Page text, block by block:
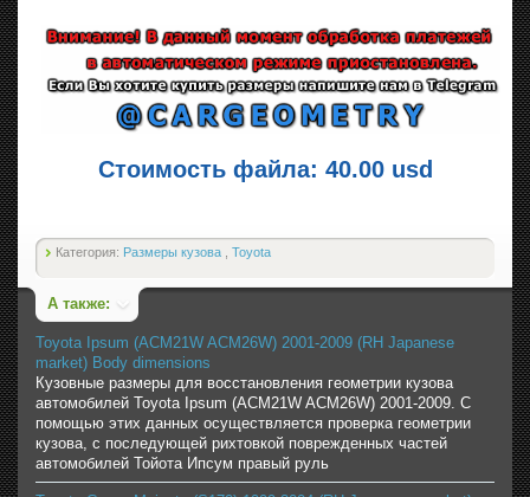
Стоимость файла: 40.00 usd
Категория: Размеры кузова , Toyota
А также:
Toyota Ipsum (ACM21W ACM26W) 2001-2009 (RH Japanese
market) Body dimensions
Кузовные размеры для восстановления геометрии кузова
автомобилей Toyota Ipsum (ACM21W ACM26W) 2001-2009. С
помощью этих данных осуществляется проверка геометрии
кузова, с последующей рихтовкой поврежденных частей
автомобилей Тойота Ипсум правый руль